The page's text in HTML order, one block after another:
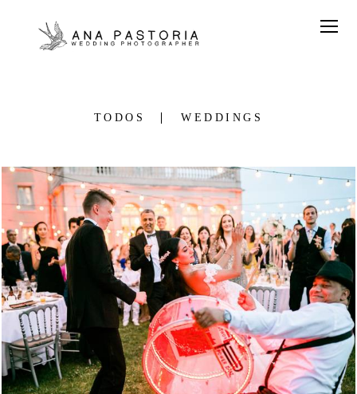
TODOS WEDDINGS
2147 0